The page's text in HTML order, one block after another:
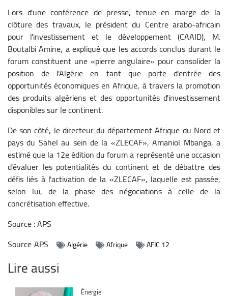
Lors d'une conférence de presse, tenue en marge de la
clôture des travaux, le président du Centre arabo-africain
pour l'investissement et le développement (CAAID), M.
Boutalbi Amine, a expliqué que les accords conclus durant le
forum constituent une «pierre angulaire» pour consolider la
position de l'Algérie en tant que porte d'entrée des
opportunités économiques en Afrique, à travers la promotion
des produits algériens et des opportunités d'investissement
disponibles sur le continent.
De son côté, le directeur du département Afrique du Nord et
pays du Sahel au sein de la «ZLECAF», Amaniol Mbanga, a
estimé que la 12e édition du forum a représenté une occasion
d'évaluer les potentialités du continent et de débattre des
défis liés à l'activation de la «ZLECAF», laquelle est passée,
selon lui, de la phase des négociations à celle de la
concrétisation effective.
Source : APS
SourceAPS Algérie Afrique AFIC 12
Lire aussi
Catégorie
Énergie